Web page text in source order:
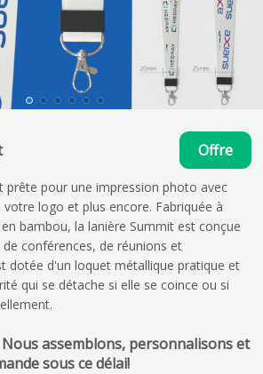
Offre
prête pour une impression photo avec
logo et plus encore. Fabriquée à
bambou, la lanière Summit est conçue
conférences, de réunions et
dotée d'un loquet métallique pratique et
qui se détache si elle se coince ou si
assemblons, personnalisons et
sous ce délai!